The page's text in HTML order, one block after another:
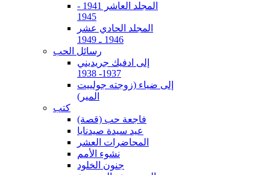
المجلد العاشر 1941 -
1945
المجلد الحادي عشر
1946 ـ 1949
رسائل الحب
إلى ادفيك جريديني
1937- 1938
إلى ضياء (زوجته جولييت
المير)
كتب
فاجعة حب (قصة)
عيد سيدة صيدنايا
المحاضرات العشر
نشوء الأمم
جنون الخلود